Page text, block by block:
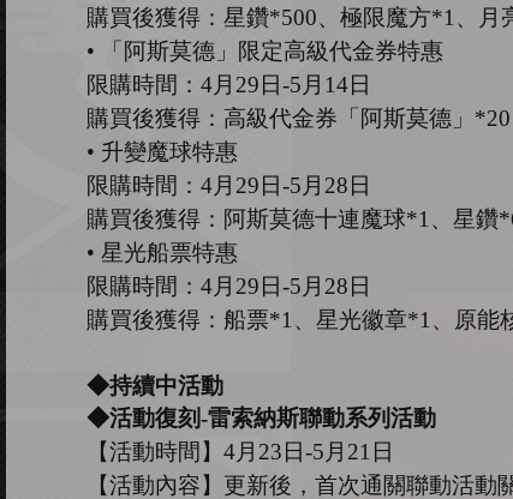
購買後獲得：星鑽*500、極限魔方*1、月
•
「阿斯莫德」限定高級代金券特惠
限購時間： 4月 29 日-5月 14日
購買後獲得：高級代金券「阿斯莫德」 *20
• 升變魔球特惠
限購時間： 4月 29 日-5月 28 日
購買後獲得：阿斯莫德十連魔球*1、星鑽
• 星光船票特惠
限購時間： 4月 29 日-5月 28 日
購買後獲得：船票*1、星光徽章*1、原能
◆持續中活動
◆活動復刻-雷索納斯聯動系列活動
【活動時間】 4月 23 日-5月 21 日
【活動內容】 更新後，首次通關聯動活動